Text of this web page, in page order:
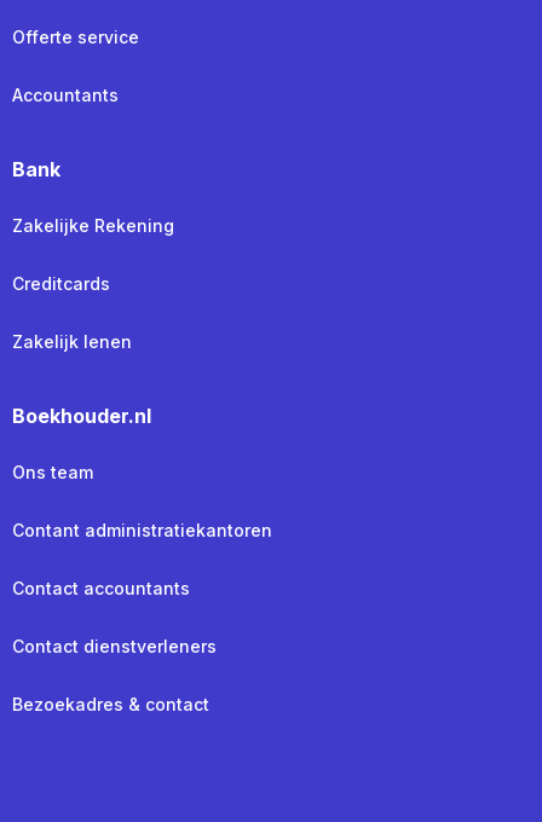
Offerte service
Accountants
Bank
Zakelijke Rekening
Creditcards
Zakelijk lenen
Boekhouder.nl
Ons team
Contant administratiekantoren
Contact accountants
Contact dienstverleners
Bezoekadres & contact